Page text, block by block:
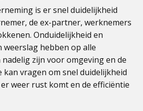
is er snel duidelijkheid
de ex-partner, werknemers
Onduidelijkheid en
hebben op alle
zijn voor omgeving en de
kan vragen om snel duidelijkheid
weer rust komt en de efficiëntie